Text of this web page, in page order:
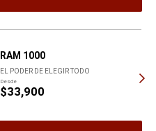
RAM 1000
EL PODER DE ELEGIR TODO
Desde
$33,900